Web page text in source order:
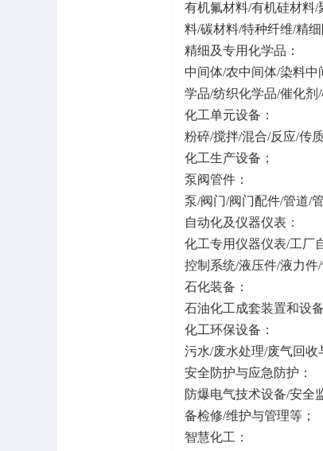
有机氟材料/有机硅材料
料/碳材料/特种纤维/精
精细及专用化学品：
中间体/农中间体/染料
学品/纺织化学品/催化剂
化工单元设备：
粉碎/搅拌/混合/反应/传
化工生产设备；
泵阀管件：
泵/阀门/阀门配件/管道/
自动化及仪器仪表：
化工专用仪器仪表/工厂
控制系统/液压件/液力件
石化装备：
石油化工成套装置和设
化工环保设备：
污水/废水处理/废气回收
安全防护与应急防护：
防爆电气技术设备/安全
备检修/维护与管理等；
智慧化工：